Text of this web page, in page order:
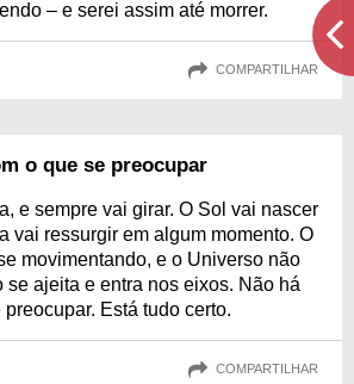
– e serei assim até morrer.
COMPARTILHAR
o que se preocupar
e sempre vai girar. O Sol vai nascer
vai ressurgir em algum momento. O
movimentando, e o Universo não
se ajeita e entra nos eixos. Não há
Está tudo certo.
COMPARTILHAR